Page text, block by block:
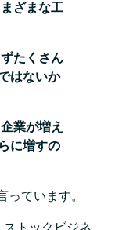
ざまな工
たくさん
はないか
業が増え
に増すの
ています。